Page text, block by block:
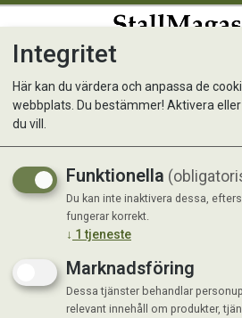
Matskål Tass Grå
Integritet
Här kan du värdera och anpassa de
webbplats. Du bestämmer! Aktivera
du vill.
Funktionella
Du kan inte inaktivera dessa,
fungerar korrekt.
↓ 1 tjeneste
Marknadsföring
Dessa tjänster behandlar
relevant innehåll om produkter,